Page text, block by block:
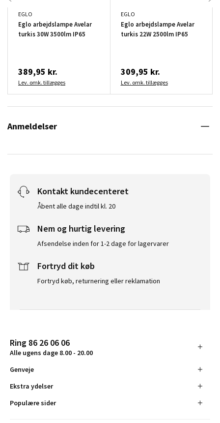
EGLO
Eglo arbejdslampe Avelar
turkis 30W 3500lm IP65
389,95 kr.
Lev. omk. tillægges
EGLO
Eglo arbejdslampe Avelar
turkis 22W 2500lm IP65
309,95 kr.
Lev. omk. tillægges
Anmeldelser
Kontakt kundecenteret
Åbent alle dage indtil kl. 20
Nem og hurtig levering
Afsendelse inden for 1-2 dage for lagervarer
Fortryd dit køb
Fortryd køb, returnering eller reklamation
Ring 86 26 06 06
Alle ugens dage 8.00 - 20.00
Genveje
Ekstra ydelser
Populære sider